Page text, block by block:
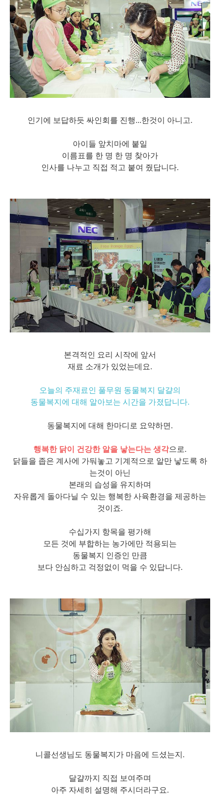
인기에 보답하듯 싸인회를 진행...한것이 아니고.
아이들 앞치마에 붙일
이름표를 한 명 한 명 찾아가
인사를 나누고 직접 적고 붙여 줬답니다.
본격적인 요리 시작에 앞서
재료 소개가 있었는데요.
오늘의 주재료인 풀무원 동물복지 달걀의
동물복지에 대해 알아보는 시간을 가졌답니다.
동물복지에 대해 한마디로 요약하면.
행복한 닭이 건강한 알을 낳는다는 생각으로.
닭들을 좁은 계사에 가둬놓고 기계적으로 알만 낳도록 하
는것이 아닌
본래의 습성을 유지하며
자유롭게 돌아다닐 수 있는 행복한 사육환경을 제공하는
것이죠.
수십가지 항목을 평가해
모든 것에 부합하는 농가에만 적용되는
동물복지 인증인 만큼
보다 안심하고 걱정없이 먹을 수 있답니다.
니콜선생님도 동물복지가 마음에 드셨는지.
달걀까지 직접 보여주며
아주 자세히 설명해 주시더라구요.